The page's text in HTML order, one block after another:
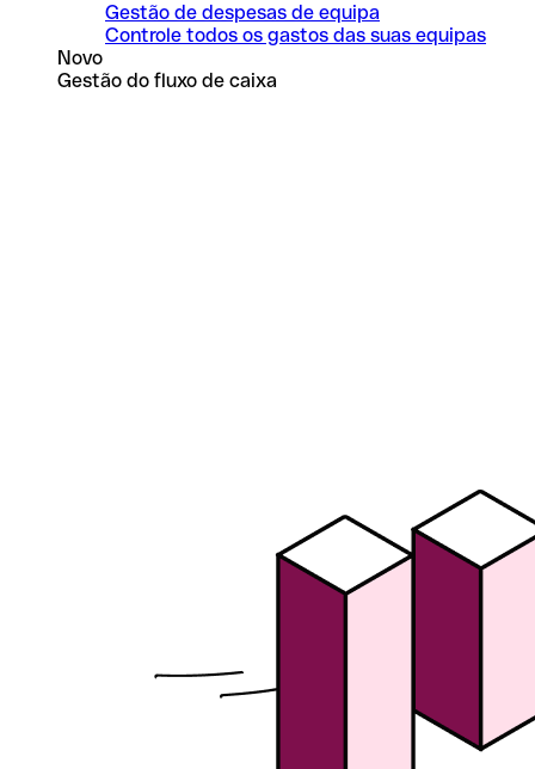
Gestão de despesas de equipa
Controle todos os gastos das suas equipas
Novo
Gestão do fluxo de caixa